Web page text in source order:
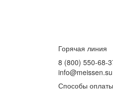
Горячая линия
8 (800) 550-68-
info@meissen.su
Способы оплаты